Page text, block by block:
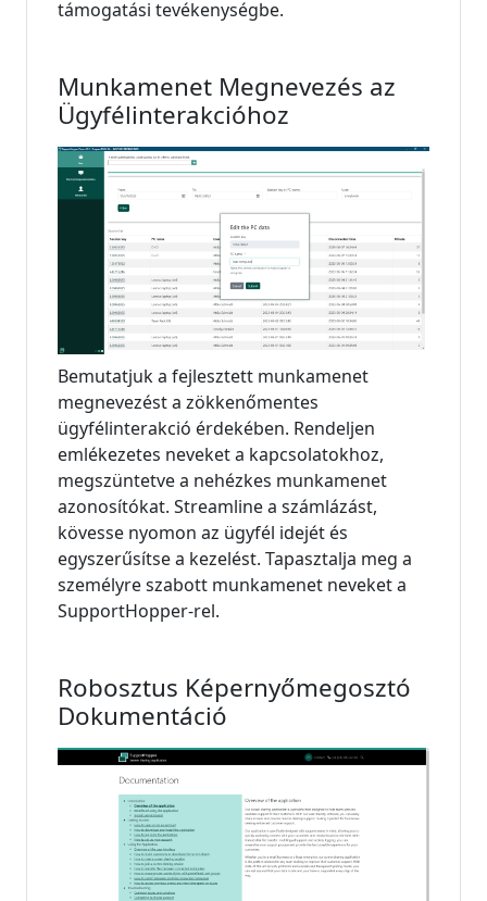
támogatási tevékenységbe.
Munkamenet Megnevezés az
Ügyfélinterakcióhoz
Bemutatjuk a fejlesztett munkamenet
megnevezést a zökkenőmentes
ügyfélinterakció érdekében. Rendeljen
emlékezetes neveket a kapcsolatokhoz,
megszüntetve a nehézkes munkamenet
azonosítókat. Streamline a számlázást,
kövesse nyomon az ügyfél idejét és
egyszerűsítse a kezelést. Tapasztalja meg a
személyre szabott munkamenet neveket a
SupportHopper-rel.
Robosztus Képernyőmegosztó
Dokumentáció